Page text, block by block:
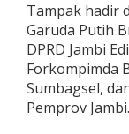
i
n
j
a
u
R
S
Tampak hadir
Garuda Putih
DPRD Jambi
Forkompimda
Sumbagsel,
Pemprov Jambi.